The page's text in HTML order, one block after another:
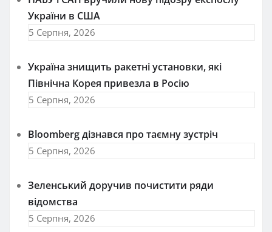
України в США
5 Серпня, 2026
Україна знищить ракетні установки, які
Північна Корея привезла в Росію
5 Серпня, 2026
Bloomberg дізнався про таємну зустріч
5 Серпня, 2026
Зеленський доручив почистити ряди
відомства
5 Серпня, 2026